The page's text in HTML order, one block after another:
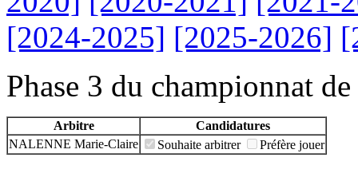
[2024-2025] [2025-2026]
Phase 3 du championnat
Arbitre
Candidatures
NALENNE Marie-Claire
Souhaite arbitrer Préfère jouer